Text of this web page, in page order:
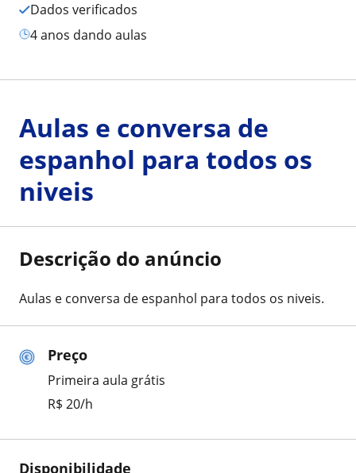
Dados verificados
4 anos dando aulas
Preço
Primeira aula grátis
R$ 20/h
Disponibilidade
Aulas e conversa de
espanhol para todos os
niveis
Descrição do anúncio
Aulas e conversa de espanhol para todos os niveis.